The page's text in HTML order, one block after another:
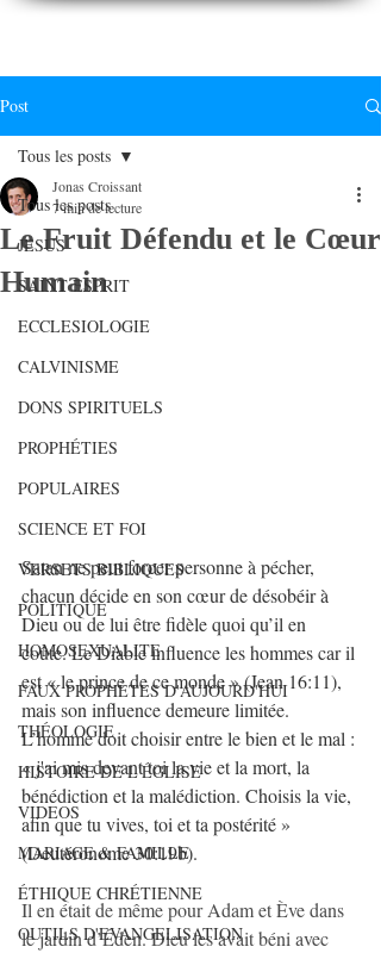
Post
Tous les posts
JESUS
SAINT ESPRIT
ECCLESIOLOGIE
CALVINISME
DONS SPIRITUELS
PROPHÉTIES
POPULAIRES
SCIENCE ET FOI
VERSETS BIBLIQUES
POLITIQUE
HOMOSEXUALITE
FAUX PROPHÈTES D'AUJOURD'HUI
THÉOLOGIE
HISTOIRE DE L'ÉGLISE
VIDEOS
MARIAGE & FAMILLE
ÉTHIQUE CHRÉTIENNE
OUTILS D'EVANGELISATION
Tous les posts
Le Fruit Défendu et le Cœur
Humain
Jonas Croissant
7 min de lecture
Satan ne peut forcer personne à pécher,
chacun décide en son cœur de désobéir à
Dieu ou de lui être fidèle quoi qu’il en
coûte. Le Diable influence les hommes car il
est « le prince de ce monde » (Jean 16:11),
mais son influence demeure limitée.
L’homme doit choisir entre le bien et le mal :
« j'ai mis devant toi la vie et la mort, la
bénédiction et la malédiction. Choisis la vie,
afin que tu vives, toi et ta postérité »
(Deutéronome 30:19b).
Il en était de même pour Adam et Ève dans
le jardin d’Éden. Dieu les avait béni avec